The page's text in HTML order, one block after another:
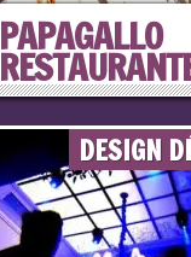
PAPAGALLO
DESIGN